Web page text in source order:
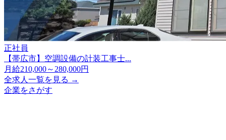
正社員
【帯広市】空調設備の計装工事士...
月給210,000～280,000円
全求人一覧を見る →
企業をさがす